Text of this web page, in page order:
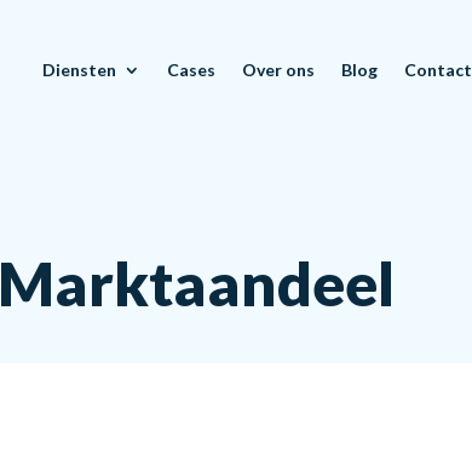
Diensten Cases Over ons Blog Contact
Marktaandeel